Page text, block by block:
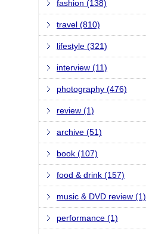
fashion (138)
travel (810)
lifestyle (321)
interview (11)
photography (476)
review (1)
archive (51)
book (107)
food & drink (157)
music & DVD review (1)
performance (1)